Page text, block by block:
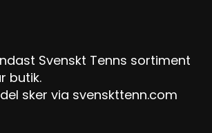
Svenskt Tenns sortiment
butik.
sker via svenskttenn.com